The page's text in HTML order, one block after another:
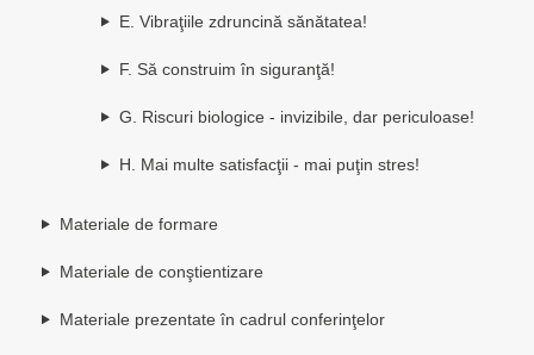
E. Vibraţiile zdruncină sănătatea!
F. Să construim în siguranţă!
G. Riscuri biologice - invizibile, dar periculoase!
H. Mai multe satisfacţii - mai puţin stres!
Materiale de formare
Materiale de conştientizare
Materiale prezentate în cadrul conferinţelor